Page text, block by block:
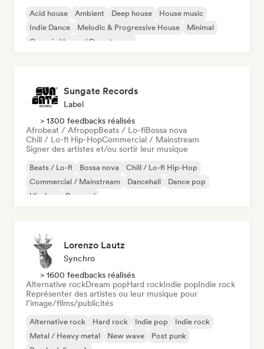
Acid house Ambient Deep house
House music
Indie Dance
Melodic & Progressive House
Minimal
Organic House / Downtempo
Sungate Records
Label
> 1300 feedbacks réalisés
Afrobeat / AfropopBeats / Lo-fiBossa nova
Chill / Lo-fi Hip-HopCommercial / Mainstream
Signer des artistes et/ou sortir leur musique
Beats / Lo-fi Bossa nova
Chill / Lo-fi Hip-Hop
Commercial / Mainstream
Dancehall
Dance pop
Hip-hop
Pop soul
Lorenzo Lautz
Synchro
> 1600 feedbacks réalisés
Alternative rockDream popHard rockIndie popIndie rock
Représenter des artistes ou leur musique pour
l’image/films/publicités
Alternative rock Hard rock Indie pop
Indie rock
Metal / Heavy metal
New wave
Post punk